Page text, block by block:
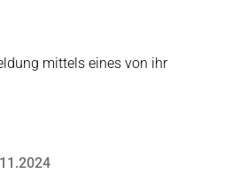
mittels eines von ihr